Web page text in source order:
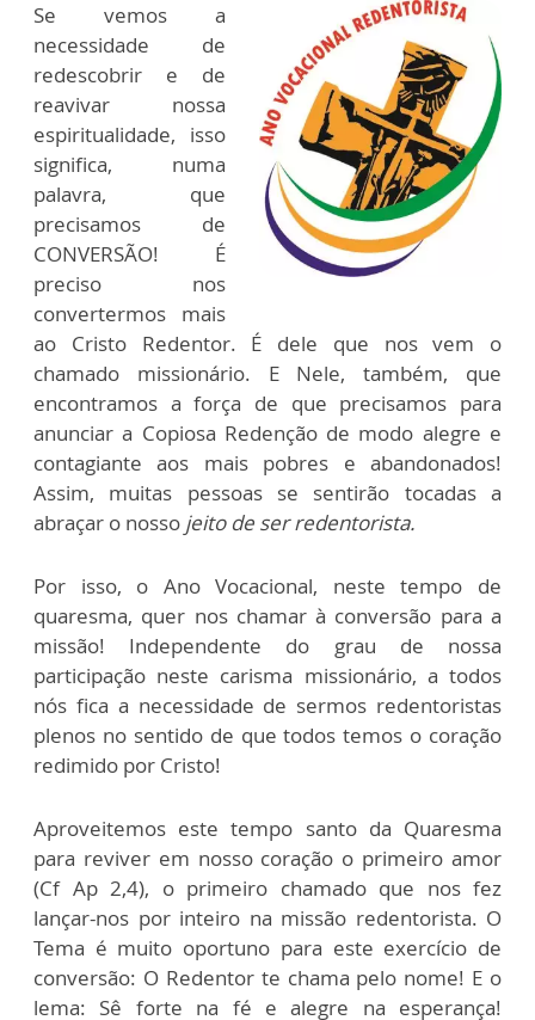
Se vemos a
necessidade de
redescobrir e de
reavivar nossa
espiritualidade, isso
significa, numa
palavra, que
precisamos de
CONVERSÃO! É
preciso nos
convertermos mais
ao Cristo Redentor. É dele que nos vem o
chamado missionário. E Nele, também, que
encontramos a força de que precisamos para
anunciar a Copiosa Redenção de modo alegre e
contagiante aos mais pobres e abandonados!
Assim, muitas pessoas se sentirão tocadas a
abraçar o nosso jeito de ser redentorista.
Por isso, o Ano Vocacional, neste tempo de
quaresma, quer nos chamar à conversão para a
missão! Independente do grau de nossa
participação neste carisma missionário, a todos
nós fica a necessidade de sermos redentoristas
plenos no sentido de que todos temos o coração
redimido por Cristo!
Aproveitemos este tempo santo da Quaresma
para reviver em nosso coração o primeiro amor
(Cf Ap 2,4), o primeiro chamado que nos fez
lançar-nos por inteiro na missão redentorista. O
Tema é muito oportuno para este exercício de
conversão: O Redentor te chama pelo nome! E o
lema: Sê forte na fé e alegre na esperança!